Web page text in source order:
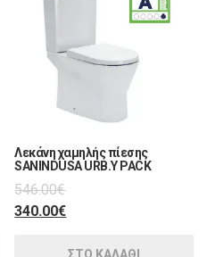
Λεκάνη χαμηλής πίεσης
SANINDUSA URB.Y PACK
546.00€
340.00€